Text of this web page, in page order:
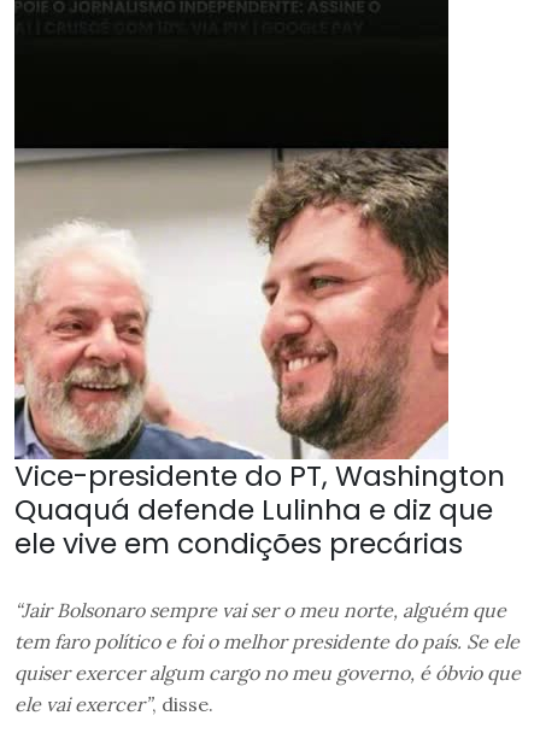
Vice-presidente do PT, Washington
Quaquá defende Lulinha e diz que
ele vive em condições precárias
“Jair Bolsonaro sempre vai ser o meu norte, alguém que
tem faro político e foi o melhor presidente do país. Se ele
quiser exercer algum cargo no meu governo, é óbvio que
ele vai exercer”, disse.